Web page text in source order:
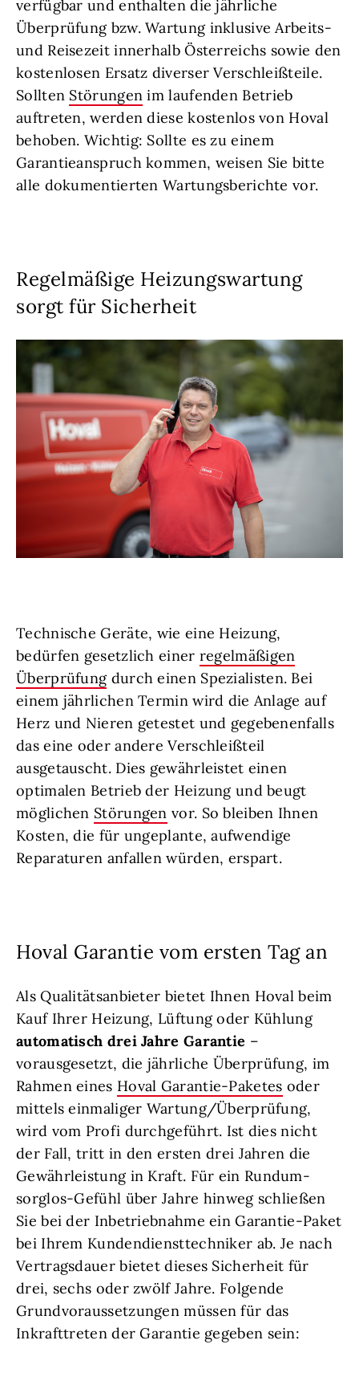
verfügbar und enthalten die jährliche
Überprüfung bzw. Wartung inklusive Arbeits-
und Reisezeit innerhalb Österreichs sowie den
kostenlosen Ersatz diverser Verschleißteile.
Sollten Störungen im laufenden Betrieb
auftreten, werden diese kostenlos von Hoval
behoben. Wichtig: Sollte es zu einem
Garantieanspruch kommen, weisen Sie bitte
alle dokumentierten Wartungsberichte vor.
Regelmäßige Heizungswartung
sorgt für Sicherheit
Technische Geräte, wie eine Heizung,
bedürfen gesetzlich einer regelmäßigen
Überprüfung durch einen Spezialisten. Bei
einem jährlichen Termin wird die Anlage auf
Herz und Nieren getestet und gegebenenfalls
das eine oder andere Verschleißteil
ausgetauscht. Dies gewährleistet einen
optimalen Betrieb der Heizung und beugt
möglichen Störungen vor. So bleiben Ihnen
Kosten, die für ungeplante, aufwendige
Reparaturen anfallen würden, erspart.
Hoval Garantie vom ersten Tag an
Als Qualitätsanbieter bietet Ihnen Hoval beim
Kauf Ihrer Heizung, Lüftung oder Kühlung
automatisch drei Jahre Garantie –
vorausgesetzt, die jährliche Überprüfung, im
Rahmen eines Hoval Garantie-Paketes oder
mittels einmaliger Wartung/Überprüfung,
wird vom Profi durchgeführt. Ist dies nicht
der Fall, tritt in den ersten drei Jahren die
Gewährleistung in Kraft. Für ein Rundum-
sorglos-Gefühl über Jahre hinweg schließen
Sie bei der Inbetriebnahme ein Garantie-Paket
bei Ihrem Kundendiensttechniker ab. Je nach
Vertragsdauer bietet dieses Sicherheit für
drei, sechs oder zwölf Jahre. Folgende
Grundvoraussetzungen müssen für das
Inkrafttreten der Garantie gegeben sein: